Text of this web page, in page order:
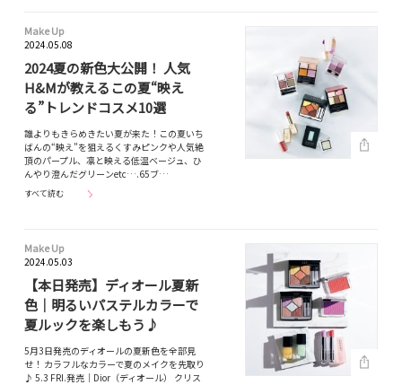
Make Up
2024.05.08
2024夏の新色大公開！ 人気
H&Mが教えるこの夏“映え
る”トレンドコスメ10選
誰よりもきらめきたい夏が来た！この夏いち
ばんの“映え”を狙えるくすみピンクや人気絶
頂のパープル、凛と映える低温ベージュ、ひ
んやり澄んだグリーンetc….65ブ…
すべて読む
Make Up
2024.05.03
【本日発売】ディオール夏新
色｜明るいパステルカラーで
夏ルックを楽しもう♪
5月3日発売のディオールの夏新色を全部見
せ！ カラフルなカラーで夏のメイクを先取り
♪ 5.3 FRI.発売｜Dior（ディオール） クリス